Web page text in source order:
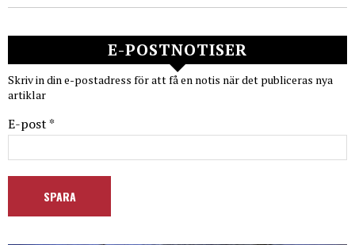
E-POSTNOTISER
Skriv in din e-postadress för att få en notis när det publiceras nya
artiklar
E-post *